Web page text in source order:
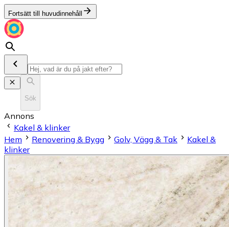
Fortsätt till huvudinnehåll
Sök
Annons
Kakel & klinker
Hem
Renovering & Bygg Golv, Vägg & Tak
Kakel &
klinker